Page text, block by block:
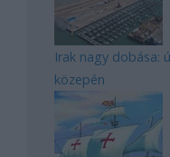
Irak nagy dobása:
közepén